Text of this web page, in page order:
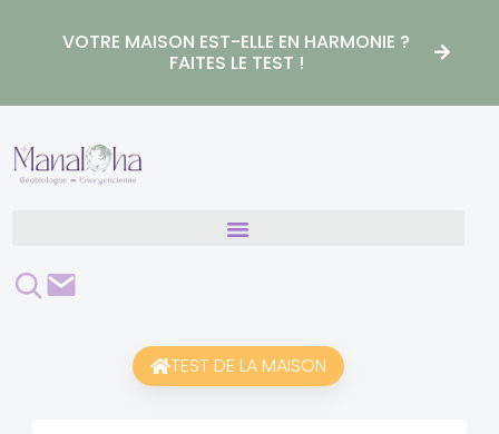
VOTRE MAISON EST-ELLE EN HARMONIE ?
FAITES LE TEST !
Rechercher
Contact
TEST DE LA MAISON